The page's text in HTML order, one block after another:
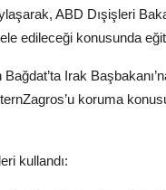
ABD Dışişleri
edileceği konusunda
Irak
koruma
kullandı: